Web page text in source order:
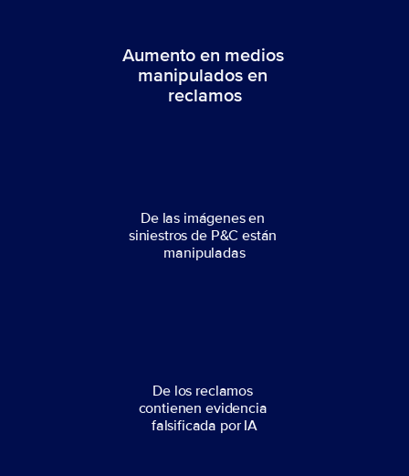
Aumento en medios
manipulados en
reclamos
De las imágenes en
siniestros de P&C están
manipuladas
De los reclamos
contienen evidencia
falsificada por IA